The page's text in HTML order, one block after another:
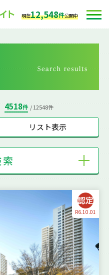
現在12,548件公開中
4518件/ 12548件
リスト表示
R6.10.01